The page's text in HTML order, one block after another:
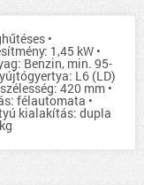
•
1,45 kW •
Benzin, min. 95-
L6 (LD)
420 mm •
félautomata •
kialakítás: dupla